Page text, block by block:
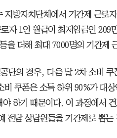
지방자치단체에서 기간제 근로
자 1인 월급이 최저임금인 209
을 더해 최대 7000명의 기간제
단의 경우, 다음 달 2차 소비
비 쿠폰은 소득 하위 90%가 대
야 하기 때문이다. 이 과정에서
전담 상담원들을 기간제로 뽑는